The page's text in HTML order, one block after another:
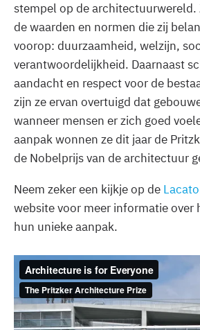
stempel op de architectuurwereld.
de waarden en normen die zij
voorop: duurzaamheid, welzijn,
verantwoordelijkheid. Daarnaast
aandacht en respect voor de
zijn ze ervan overtuigd dat
wanneer mensen er zich goed
aanpak wonnen ze dit jaar de
de Nobelprijs van de architectuur
Neem zeker een kijkje op de
website voor meer informatie over
hun unieke aanpak.